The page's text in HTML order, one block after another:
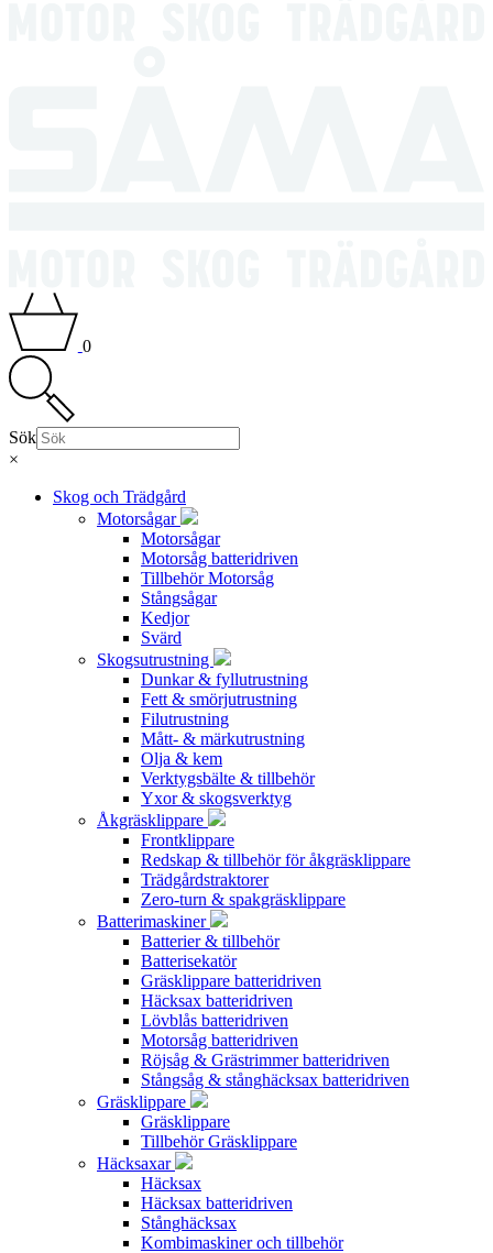
0
Sök
×
Skog och Trädgård
Motorsågar
Motorsågar
Motorsåg batteridriven
Tillbehör Motorsåg
Stångsågar
Kedjor
Svärd
Skogsutrustning
Dunkar & fyllutrustning
Fett & smörjutrustning
Filutrustning
Mått- & märkutrustning
Olja & kem
Verktygsbälte & tillbehör
Yxor & skogsverktyg
Åkgräsklippare
Frontklippare
Redskap & tillbehör för åkgräsklippare
Trädgårdstraktorer
Zero-turn & spakgräsklippare
Batterimaskiner
Batterier & tillbehör
Batterisekatör
Gräsklippare batteridriven
Häcksax batteridriven
Lövblås batteridriven
Motorsåg batteridriven
Röjsåg & Grästrimmer batteridriven
Stångsåg & stånghäcksax batteridriven
Gräsklippare
Gräsklippare
Tillbehör Gräsklippare
Häcksaxar
Häcksax
Häcksax batteridriven
Stånghäcksax
Kombimaskiner och tillbehör